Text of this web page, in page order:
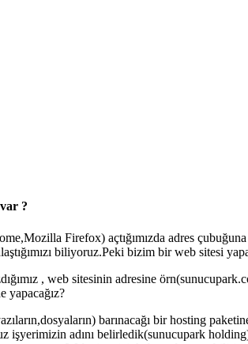
?
Firefox) açtığımızda adres
biliyoruz.Peki bizim bir web sitesi
, web sitesinin adresine
yapacağız?
barınacağı bir hosting
işyerimizin adını belirledik(sunucupark